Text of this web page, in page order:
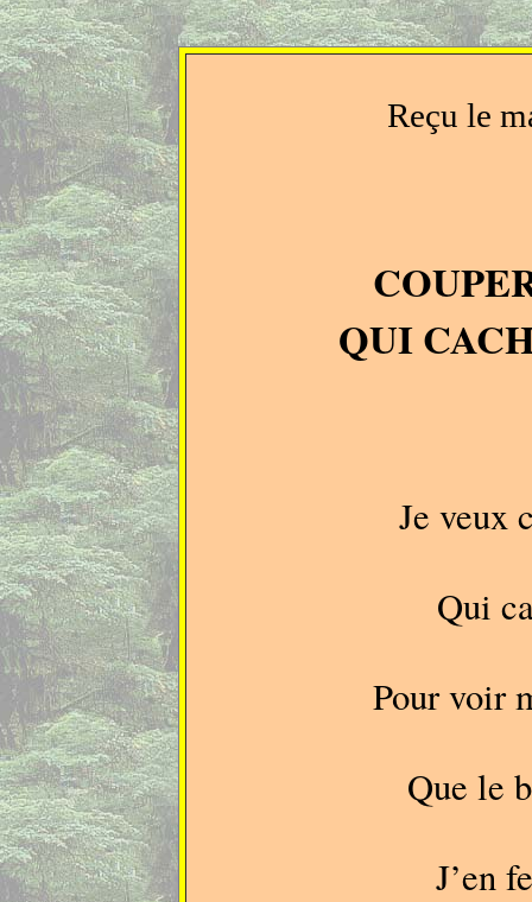
Reçu le
QUI
Je veux
Qui
Pour voir
Que le
J’en